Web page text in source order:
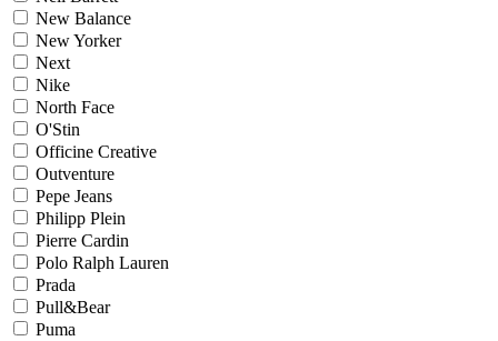
New Balance
New Yorker
Next
Nike
North Face
O'Stin
Officine Creative
Outventure
Pepe Jeans
Philipp Plein
Pierre Cardin
Polo Ralph Lauren
Prada
Pull&Bear
Puma